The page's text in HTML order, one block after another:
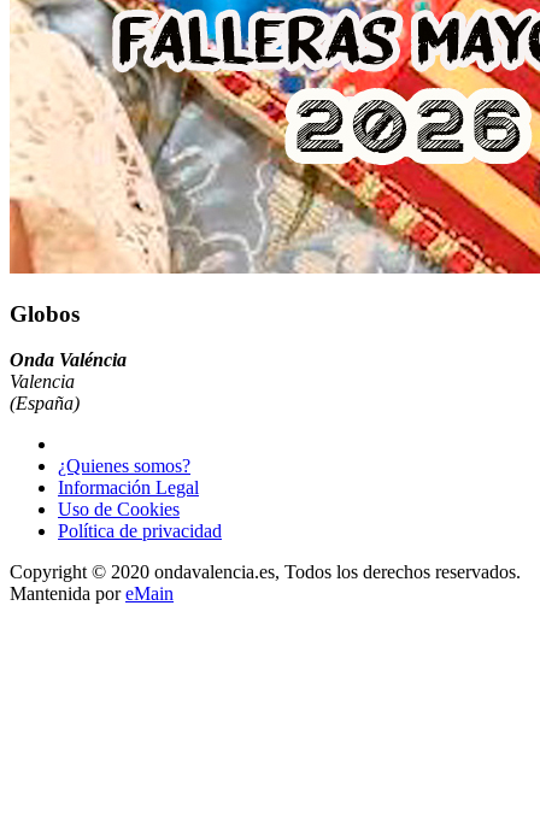
Globos
Onda Valéncia
Valencia
(España)
¿Quienes somos?
Información Legal
Uso de Cookies
Política de privacidad
Copyright © 2020 ondavalencia.es, Todos los derechos reservados.
Mantenida poreMain